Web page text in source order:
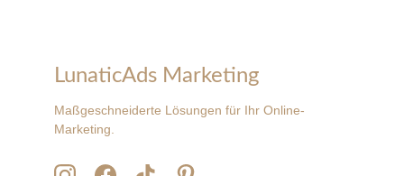
LunaticAds Marketing
Maßgeschneiderte Lösungen für Ihr Online-
Marketing.